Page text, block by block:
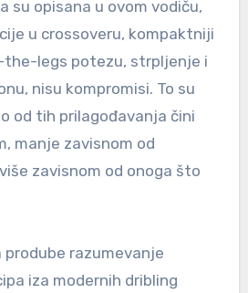
su opisana u ovom vodiču,
u crossoveru, kompaktniji
legs potezu, strpljenje i
nisu kompromisi. To su
od tih prilagođavanja čini
manje zavisnom od
zavisnom od onoga što
prodube razumevanje
iza modernih dribling